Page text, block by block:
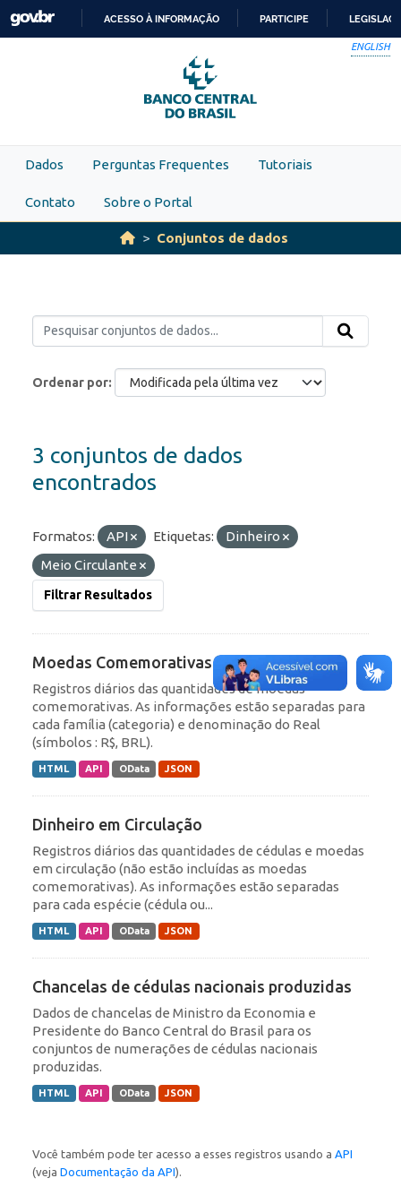
Skip to main content
PARA
O
CONTEÚDO
ACESSO À INFORMAÇÃO PARTICIPE
ENGLISH
Dados Perguntas Frequentes Tutoriais
Contato Sobre o Portal
Conjuntos de dados
Ordenar por
3 conjuntos de dados
encontrados
Formatos: API Etiquetas:
Dinheiro
Meio Circulante
Filtrar Resultados
Moedas Comemorativas
Registros diários das quantidades de moedas
comemorativas. As informações estão separadas para
cada família (categoria) e denominação do Real
(símbolos : R$, BRL).
HTML API OData JSON
Dinheiro em Circulação
Registros diários das quantidades de cédulas e moedas
em circulação (não estão incluídas as moedas
comemorativas). As informações estão separadas
para cada espécie (cédula ou...
HTML API OData JSON
Chancelas de cédulas nacionais produzidas
Dados de chancelas de Ministro da Economia e
Presidente do Banco Central do Brasil para os
conjuntos de numerações de cédulas nacionais
produzidas.
HTML API OData JSON
Você também pode ter acesso a esses registros usando a API
(veja Documentação da API).